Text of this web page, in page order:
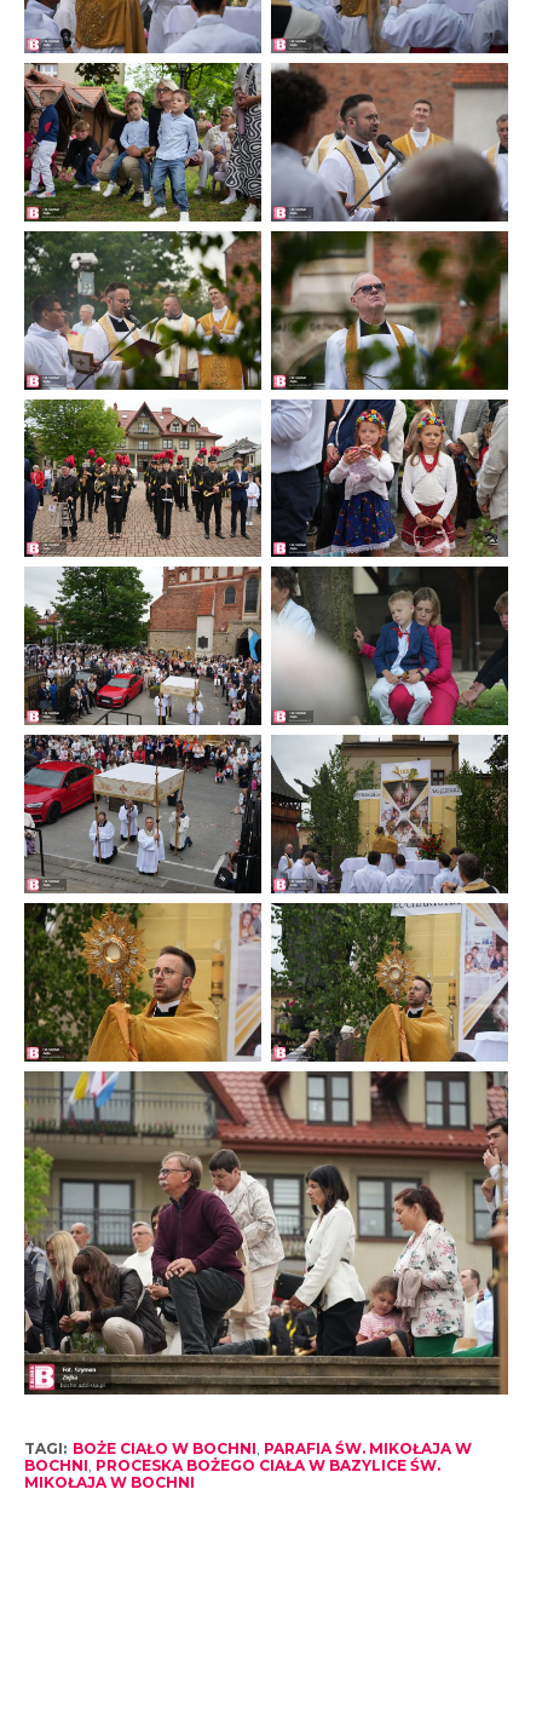
TAGI: BOŻE CIAŁO W BOCHNI, PARAFIA ŚW. MIKOŁAJA W
BOCHNI, PROCESKA BOŻEGO CIAŁA W BAZYLICE ŚW.
MIKOŁAJA W BOCHNI